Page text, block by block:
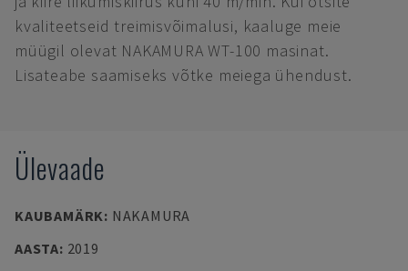
kvaliteetseid treimisvõimalusi, kaaluge meie
müügil olevat NAKAMURA WT-100 masinat.
Lisateabe saamiseks võtke meiega ühendust.
Ülevaade
KAUBAMÄRK: NAKAMURA
AASTA: 2019